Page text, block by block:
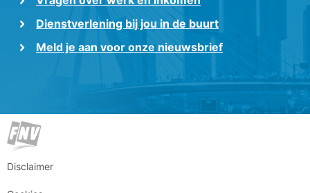
Dienstverlening bij jou in de buurt
Meld je aan voor onze nieuwsbrief
Disclaimer